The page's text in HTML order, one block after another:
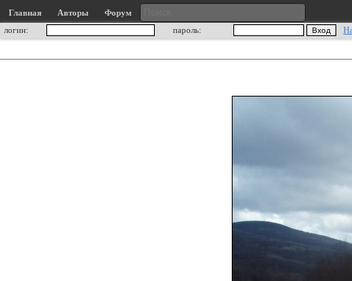
Главная Авторы
Форум
логин:
пароль: